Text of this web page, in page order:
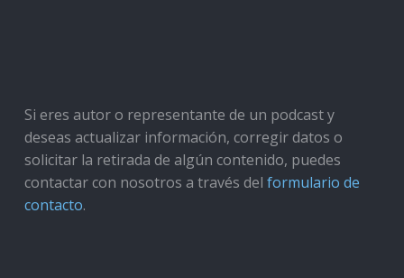
Si eres autor o representante de un podcast y
deseas actualizar información, corregir datos o
solicitar la retirada de algún contenido, puedes
contactar con nosotros a través del formulario de
contacto.